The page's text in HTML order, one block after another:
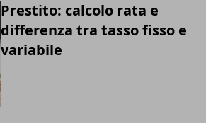
Prestito: calcolo rata e
differenza tra tasso fisso e
variabile